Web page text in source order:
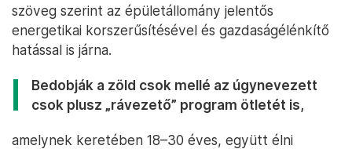
szöveg szerint az épületállomány jelentős
energetikai korszerűsítésével és gazdaságélénkítő
hatással is járna.
Bedobják a zöld csok mellé az úgynevezett
csok plusz „rávezető” program ötletét is,
amelynek keretében 18–30 éves, együtt élni